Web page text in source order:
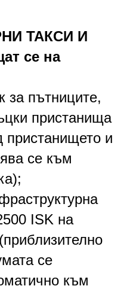
ТАКСИ И
се на
за пътниците,
пристанища
пристанището и
се към
ISK на
се
към